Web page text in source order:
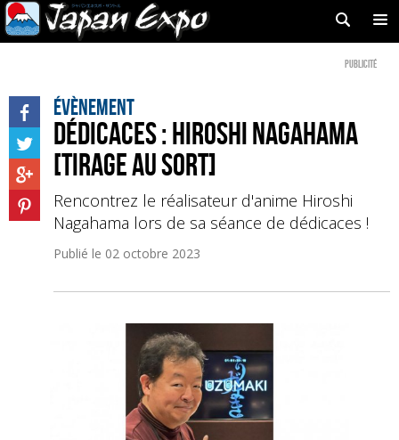
Publicité
Évènement
Dédicaces : Hiroshi Nagahama
[Tirage au sort]
Rencontrez le réalisateur d'anime Hiroshi
Nagahama lors de sa séance de dédicaces !
Publié le 02 octobre 2023